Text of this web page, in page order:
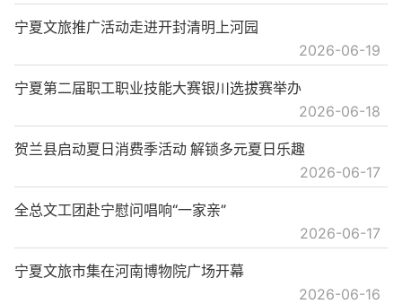
2026-06-19
宁夏文旅推广活动走进开封清明上河园
2026-06-18
宁夏第二届职工职业技能大赛银川选拔赛举办
2026-06-17
贺兰县启动夏日消费季活动 解锁多元夏日乐趣
2026-06-17
全总文工团赴宁慰问唱响“一家亲”
2026-06-16
宁夏文旅市集在河南博物院广场开幕